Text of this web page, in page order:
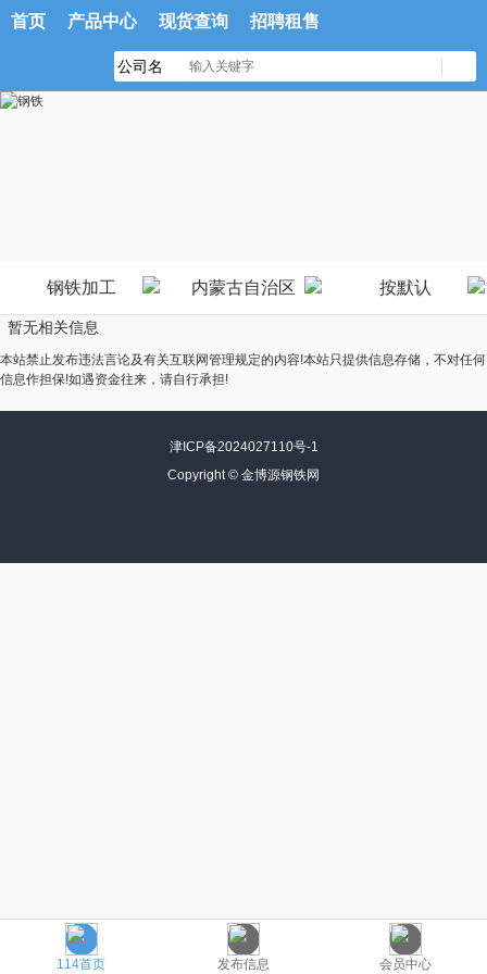
首页 产品中心 现货查询 招聘租售
钢铁加工 内蒙古自治区 按默认
暂无相关信息
114首页 发布信息 会员中心
本站禁止发布违法言论及有关互联网管理规定的内容!本站只提供信息存储，不对任何
信息作担保!如遇资金往来，请自行承担!
津ICP备2024027110号-1
Copyright © 金博源钢铁网